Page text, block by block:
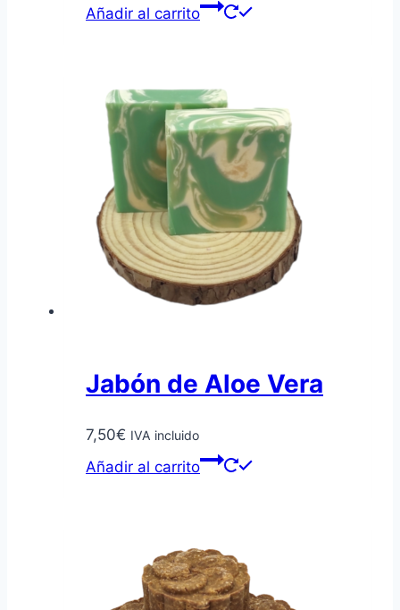
Añadir al carrito
Jabón de Aloe Vera
7,50€ IVA incluido
Añadir al carrito